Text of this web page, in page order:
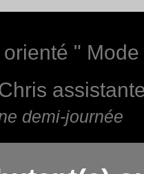
" Mode
demi-journée